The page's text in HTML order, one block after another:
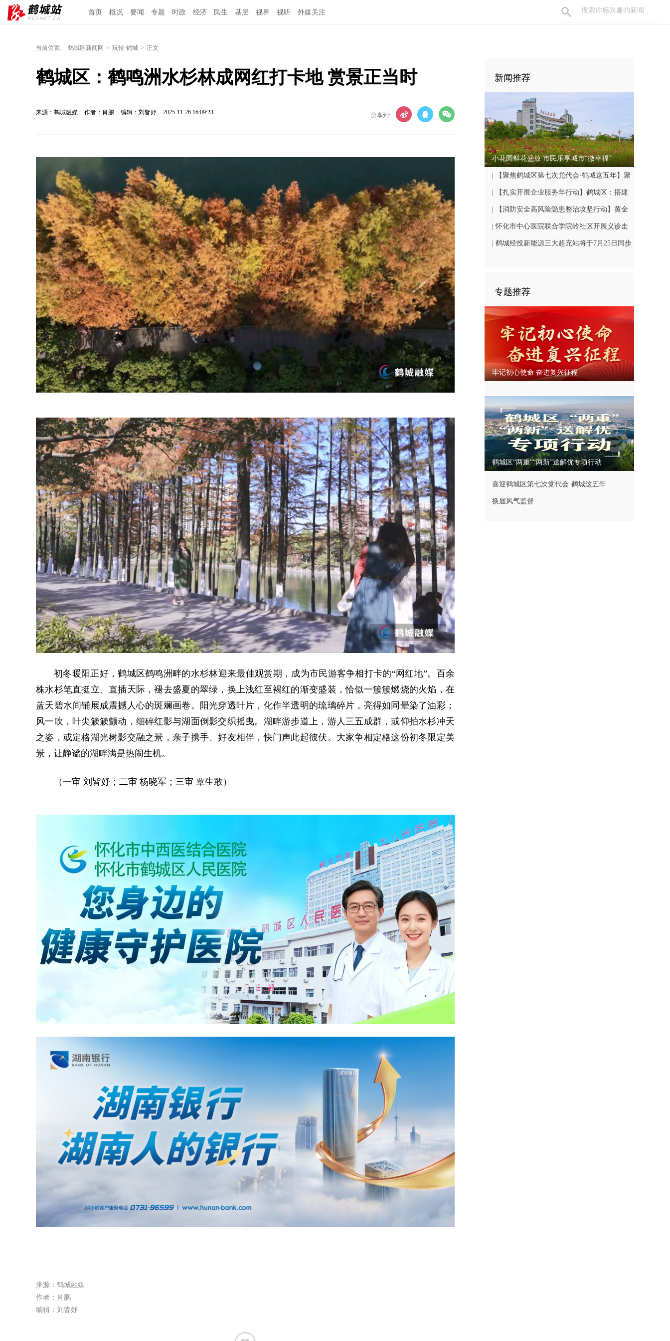
首页 概况 要闻 专题 时政 经济 民生 基层 视界 视听 外媒关注
当前位置: 鹤城区新闻网 > 玩转·鹤城 > 正文
鹤城区：鹤鸣洲水杉林成网红打卡地 赏景正当时
来源：鹤城融媒 作者：肖鹏 编辑：刘皆妤 2025-11-26 16:09:23 分享到:
初冬暖阳正好，鹤城区鹤鸣洲畔的水杉林迎来最佳观赏期，成为市民游客争相打卡的“网红地”。百余
株水杉笔直挺立、直插天际，褪去盛夏的翠绿，换上浅红至褐红的渐变盛装，恰似一簇簇燃烧的火焰，在
蓝天碧水间铺展成震撼人心的斑斓画卷。阳光穿透叶片，化作半透明的琉璃碎片，亮得如同晕染了油彩；
风一吹，叶尖簌簌颤动，细碎红影与湖面倒影交织摇曳。湖畔游步道上，游人三五成群，或仰拍水杉冲天
之姿，或定格湖光树影交融之景，亲子携手、好友相伴，快门声此起彼伏。大家争相定格这份初冬限定美
景，让静谧的湖畔满是热闹生机。
（一审 刘皆妤；二审 杨晓军；三审 覃生敢）
来源：鹤城融媒
作者：肖鹏
编辑：刘皆妤
新闻推荐
小花园鲜花盛放 市民乐享城市“微幸福”
| 【聚焦鹤城区第七次党代会·鹤城这五年】聚
焦民生关切 书写幸福答卷
| 【扎实开展企业服务年行动】鹤城区：搭建
鹤中一体就业平台 破解企业用工难题
| 【消防安全高风险隐患整治攻坚行动】黄金
坳镇尽远村：整治消防安全隐患 筑牢平安防线
| 怀化市中心医院联合学院岭社区开展义诊走
访主题党日活动
| 鹤城经投新能源三大超充站将于7月25日同步
专题推荐
牢记初心使命 奋进复兴征程
鹤城区“两重”“两新”送解优专项行动
喜迎鹤城区第七次党代会·鹤城这五年
换届风气监督